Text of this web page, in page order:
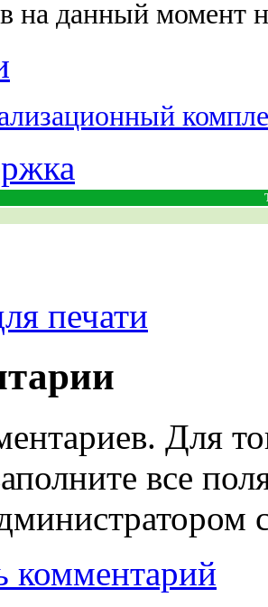
на данный момент
печати
Для
все
комментарий